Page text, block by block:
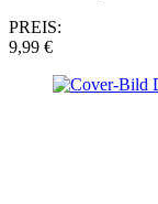
PREIS:
9,99 €